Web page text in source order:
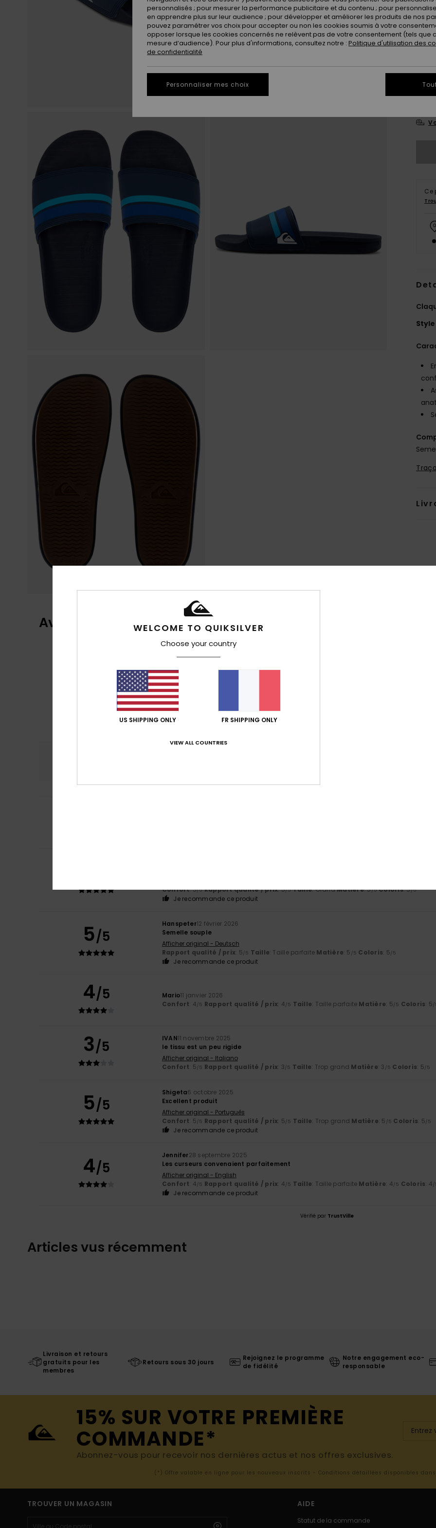
39
45
Ce
Style
Avis clients
basé sur
Confort: 5/5 Rapport qualité / prix: 5/5 Taille: GrandMatière: 5/5 Coloris: 5/5
Je recommande ce produit
5/5
Hanspeter12 février 2026
Semelle souple
Afficher original - Deutsch
Rapport qualité / prix: 5 /5 Taille: Taille parfaite Matière: 5 /5 Coloris: 5 /5
Je recommande ce produit
4/5 Mario11 janvier 2026
Confort: 4 /5 Rapport qualité / prix: 4 /5 Taille: Taille parfaite Matière: 5 /5 Coloris: 5 /
3/5 IVAN11 novembre 2025
le tissu est un peu rigide
Afficher original - Italiano
Confort: 5 /5 Rapport qualité / prix: 3 /5 Taille: Trop grand Matière: 3 /5 Coloris: 5 /5
5/5
Shigeta6 octobre 2025
Excellent produit
Afficher original - Português
Confort: 5 /5 Rapport qualité / prix: 5 /5 Taille: Trop grand Matière: 5 /5 Coloris: 5 /5
Je recommande ce produit
4/5
Jennifer28 septembre 2025
Les curseurs convenaient parfaitement
Afficher original - English
Confort: 4 /5 Rapport qualité / prix: 4 /5 Taille: Taille parfaite Matière: 4 /5 Coloris: 4 /
Je recommande ce produit
Vérifié par TrustVille
Articles vus récemment
Livraison et retours
gratuits pour les
membres
Retours sous 30 jours
Rejoignez le programme
de fidélité
Notre engagement eco-
responsable
15% SUR VOTRE PREMIÈRE
COMMANDE*
Abonnez-vous pour recevoir nos dernières actus et nos offres exclusives.
(*) Offre valable en ligne pour les nouveaux inscrits - Conditions détaillées disponibles
TROUVER UN MAGASIN AIDE
Statut de la commande
WELCOME TO QUIKSILVER
Choose your country
US SHIPPING ONLY FR SHIPPING ONLY
VIEW ALL COUNTRIES
personnalisés ; pour mesurer la performance publicitaire et du contenu ; pour
en apprendre plus sur leur audience ; pour développer et améliorer les produits de nos
pouvez paramétrer vos choix pour accepter ou non les cookies soumis à votre
opposer lorsque les cookies concernés ne relèvent pas de votre consentement (tels que
mesure d’audience). Pour plus d'informations, consultez notre : Politique d'utilisation des
de confidentialité
Personnaliser mes choix